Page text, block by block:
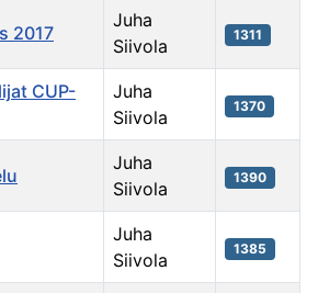
2017
Juha
Siivola
1311
CUP-
Juha
Siivola
1370
Juha
Siivola
1390
Juha
Siivola
1385